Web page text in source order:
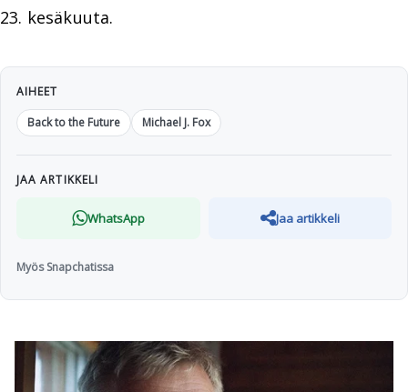
23. kesäkuuta.
AIHEET
Back to the Future
Michael J. Fox
JAA ARTIKKELI
WhatsApp Jaa artikkeli
Myös Snapchatissa